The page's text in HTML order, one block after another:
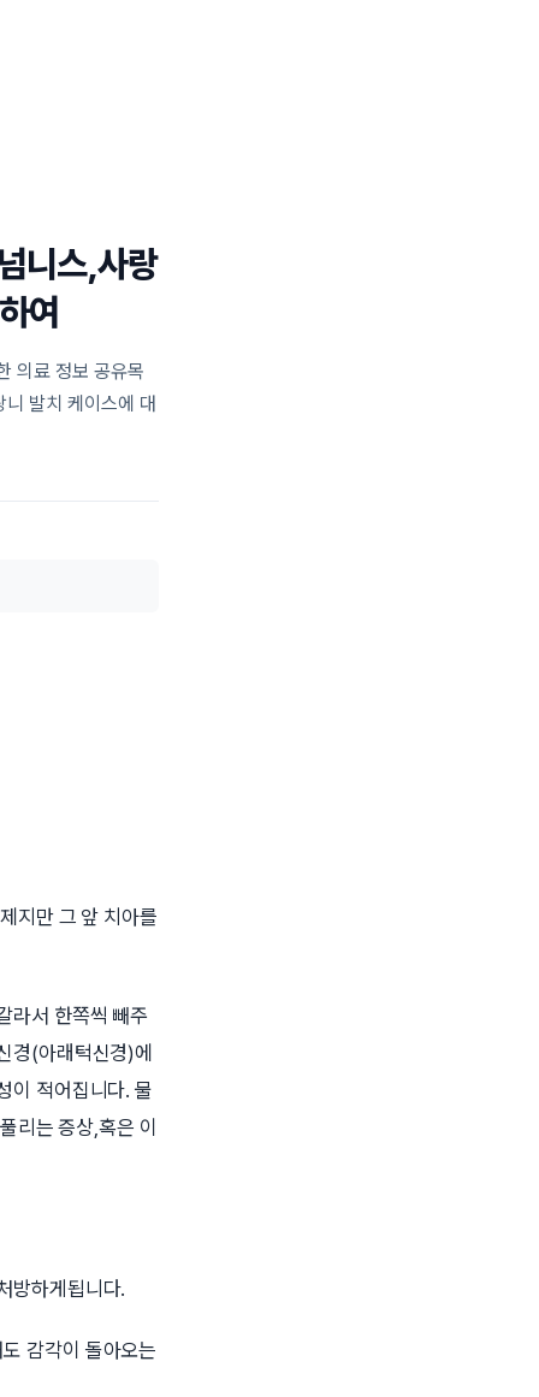
니스,사랑
여
의료 정보 공유목
발치 케이스에 대
지만 그 앞 치아를
라서 한쪽씩 빼주
경(아래턱신경)에
이 적어집니다. 물
리는 증상,혹은 이
방하게됩니다.
감각이 돌아오는